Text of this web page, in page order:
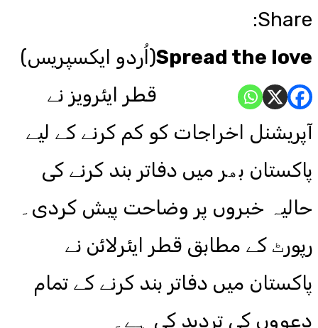
Share:
Spread the love(اُردو ایکسپریس)
قطر ایئرویز نے
آپریشنل اخراجات کو کم کرنے کے لیے
پاکستان بھر میں دفاتر بند کرنے کی
حالیہ خبروں پر وضاحت پیش کردی۔
رپورٹ کے مطابق قطر ایئرلائن نے
پاکستان میں دفاتر بند کرنے کے تمام
دعووں کی تردید کی ہے۔